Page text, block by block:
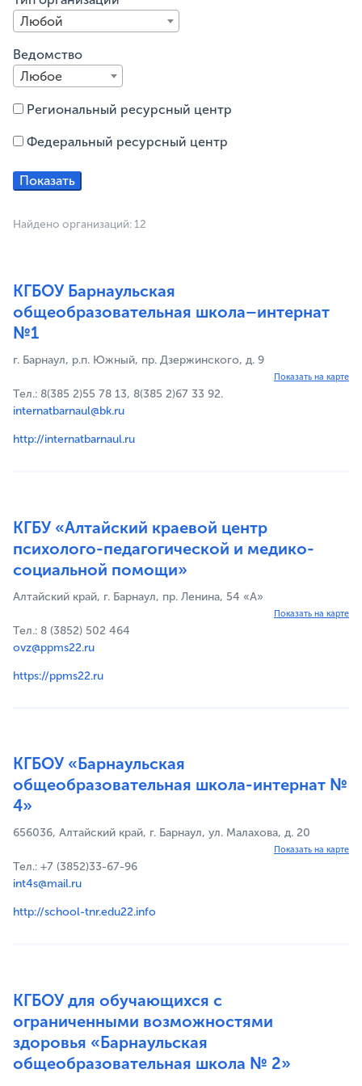
Любой
Ведомство
Любое
Региональный ресурсный центр
Федеральный ресурсный центр
Найдено организаций: 12
КГБОУ Барнаульская
общеобразовательная школа–интернат
№1
г. Барнаул, р.п. Южный, пр. Дзержинского, д. 9
Показать на карте
Тел.: 8(385 2)55 78 13, 8(385 2)67 33 92.
internatbarnaul@bk.ru
http://internatbarnaul.ru
КГБУ «Алтайский краевой центр
психолого-педагогической и медико-
социальной помощи»
Алтайский край, г. Барнаул, пр. Ленина, 54 «А»
Показать на карте
Тел.: 8 (3852) 502 464
ovz@ppms22.ru
https://ppms22.ru
КГБОУ «Барнаульская
общеобразовательная школа-интернат №
4»
656036, Алтайский край, г. Барнаул, ул. Малахова, д. 20
Показать на карте
Тел.: +7 (3852)33-67-96
int4s@mail.ru
http://school-tnr.edu22.info
КГБОУ для обучающихся с
ограниченными возможностями
здоровья «Барнаульская
общеобразовательная школа № 2»